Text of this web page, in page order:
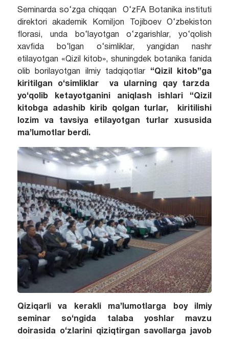
Seminarda so‘zga chiqqan
O‘zFA Botanika instituti
direktori akademik Komiljon Tojiboev O‘zbekiston
florasi, unda bo‘layotgan o‘zgarishlar, yo‘qolish
xavfida bo‘lgan o‘simliklar, yangidan nashr
etilayotgan «Qizil kitob», shuningdek botanika fanida
olib borilayotgan ilmiy tadqiqotlar “Qizil kitob”ga
kiritilgan o‘simliklar va ularning qay tarzda
yo‘qolib ketayotganini aniqlash ishlari “Qizil
kitobga adashib kirib qolgan turlar, kiritilishi
lozim va tavsiya etilayotgan turlar xususida
ma’lumotlar berdi.
Qiziqarli va kerakli ma’lumotlarga boy ilmiy
seminar so‘ngida talaba yoshlar mavzu
doirasida o‘zlarini qiziqtirgan savollarga javob